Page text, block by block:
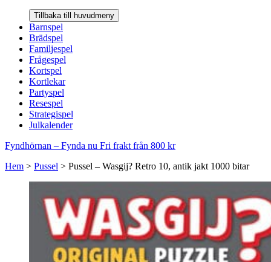
Tillbaka till huvudmeny
Barnspel
Brädspel
Familjespel
Frågespel
Kortspel
Kortlekar
Partyspel
Resespel
Strategispel
Julkalender
Fyndhörnan – Fynda nu Fri frakt från 800 kr
Hem > Pussel > Pussel – Wasgij? Retro 10, antik jakt 1000 bitar